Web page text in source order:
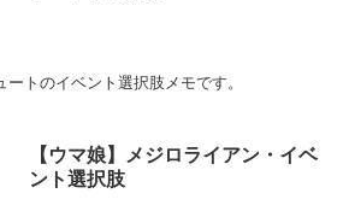
トのイベント選択肢メモです。
【ウマ娘】メジロライアン・イベ
ント選択肢